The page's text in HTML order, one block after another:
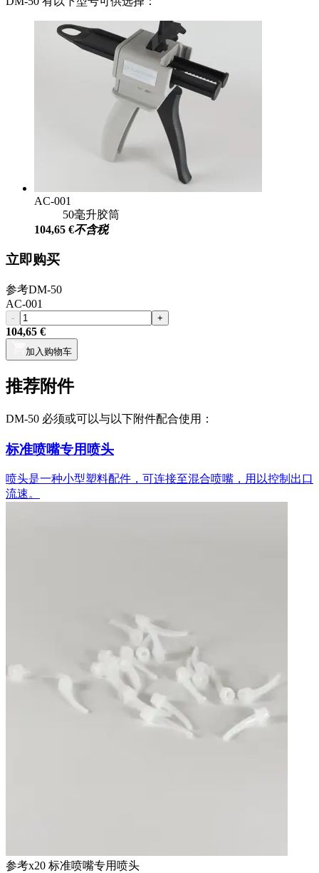
AC-001
50毫升胶筒
104,65 €不含税
立即购买
参考DM-50
AC-001
- +
104,65 €
加入购物车
推荐附件
DM-50 必须或可以与以下附件配合使用：
标准喷嘴专用喷头
喷头是一种小型塑料配件，可连接至混合喷嘴，用以控制出口
流速。
参考x20 标准喷嘴专用喷头